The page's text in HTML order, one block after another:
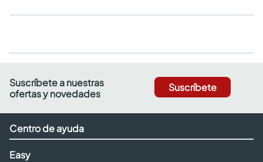
Suscríbete a nuestras
ofertas y novedades
Suscríbete
Centro de ayuda
Easy